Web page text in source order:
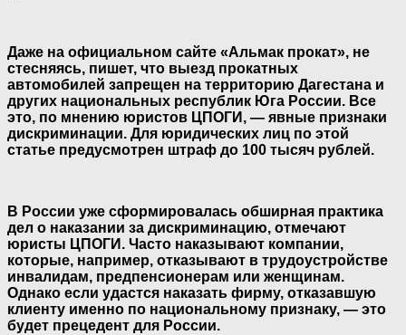
Даже на официальном сайте «Альмак прокат», не
стесняясь, пишет, что выезд прокатных
автомобилей запрещен на территорию Дагестана и
других национальных республик Юга России. Все
это, по мнению юристов ЦПОГИ, — явные признаки
дискриминации. Для юридических лиц по этой
статье предусмотрен штраф до 100 тысяч рублей.
В России уже сформировалась обширная практика
дел о наказании за дискриминацию, отмечают
юристы ЦПОГИ. Часто наказывают компании,
которые, например, отказывают в трудоустройстве
инвалидам, предпенсионерам или женщинам.
Однако если удастся наказать фирму, отказавшую
клиенту именно по национальному признаку, — это
будет прецедент для России.